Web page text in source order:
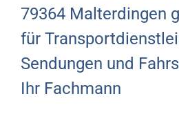
79364 Malterdingen
für
Sendungen und
Ihr Fachmann